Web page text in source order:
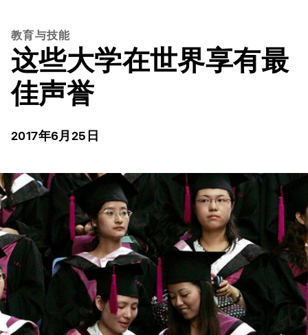
教育与技能
这些大学在世界享有最
佳声誉
2017年6月25日